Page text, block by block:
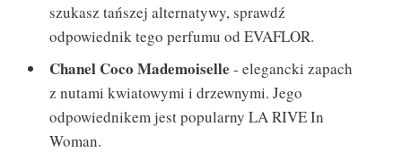
szukasz tańszej alternatywy, sprawdź
odpowiednik tego perfumu od EVAFLOR.
Chanel Coco Mademoiselle - elegancki zapach
z nutami kwiatowymi i drzewnymi. Jego
odpowiednikem jest popularny LA RIVE In
Woman.